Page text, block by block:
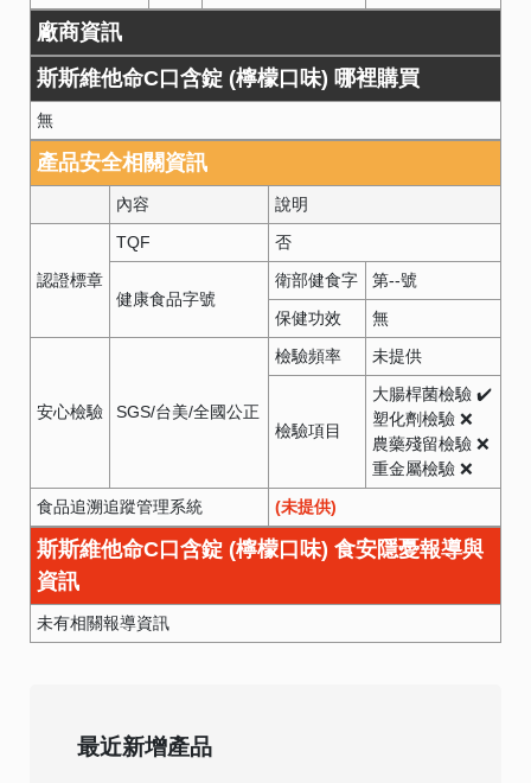
廠商資訊
斯斯維他命C口含錠 (檸檬口味) 哪裡購買
無
產品安全相關資訊
內容 說明
認證標章
TQF 否
健康食品字號
衛部健食字 第--號
保健功效
無
安心檢驗 SGS/台美/全國公正
檢驗頻率 未提供
檢驗項目
大腸桿菌檢驗 ✔️
塑化劑檢驗 ❌
農藥殘留檢驗 ❌
重金屬檢驗 ❌
食品追溯追蹤管理系統
(未提供)
斯斯維他命C口含錠 (檸檬口味) 食安隱憂報導與
資訊
未有相關報導資訊
最近新增產品